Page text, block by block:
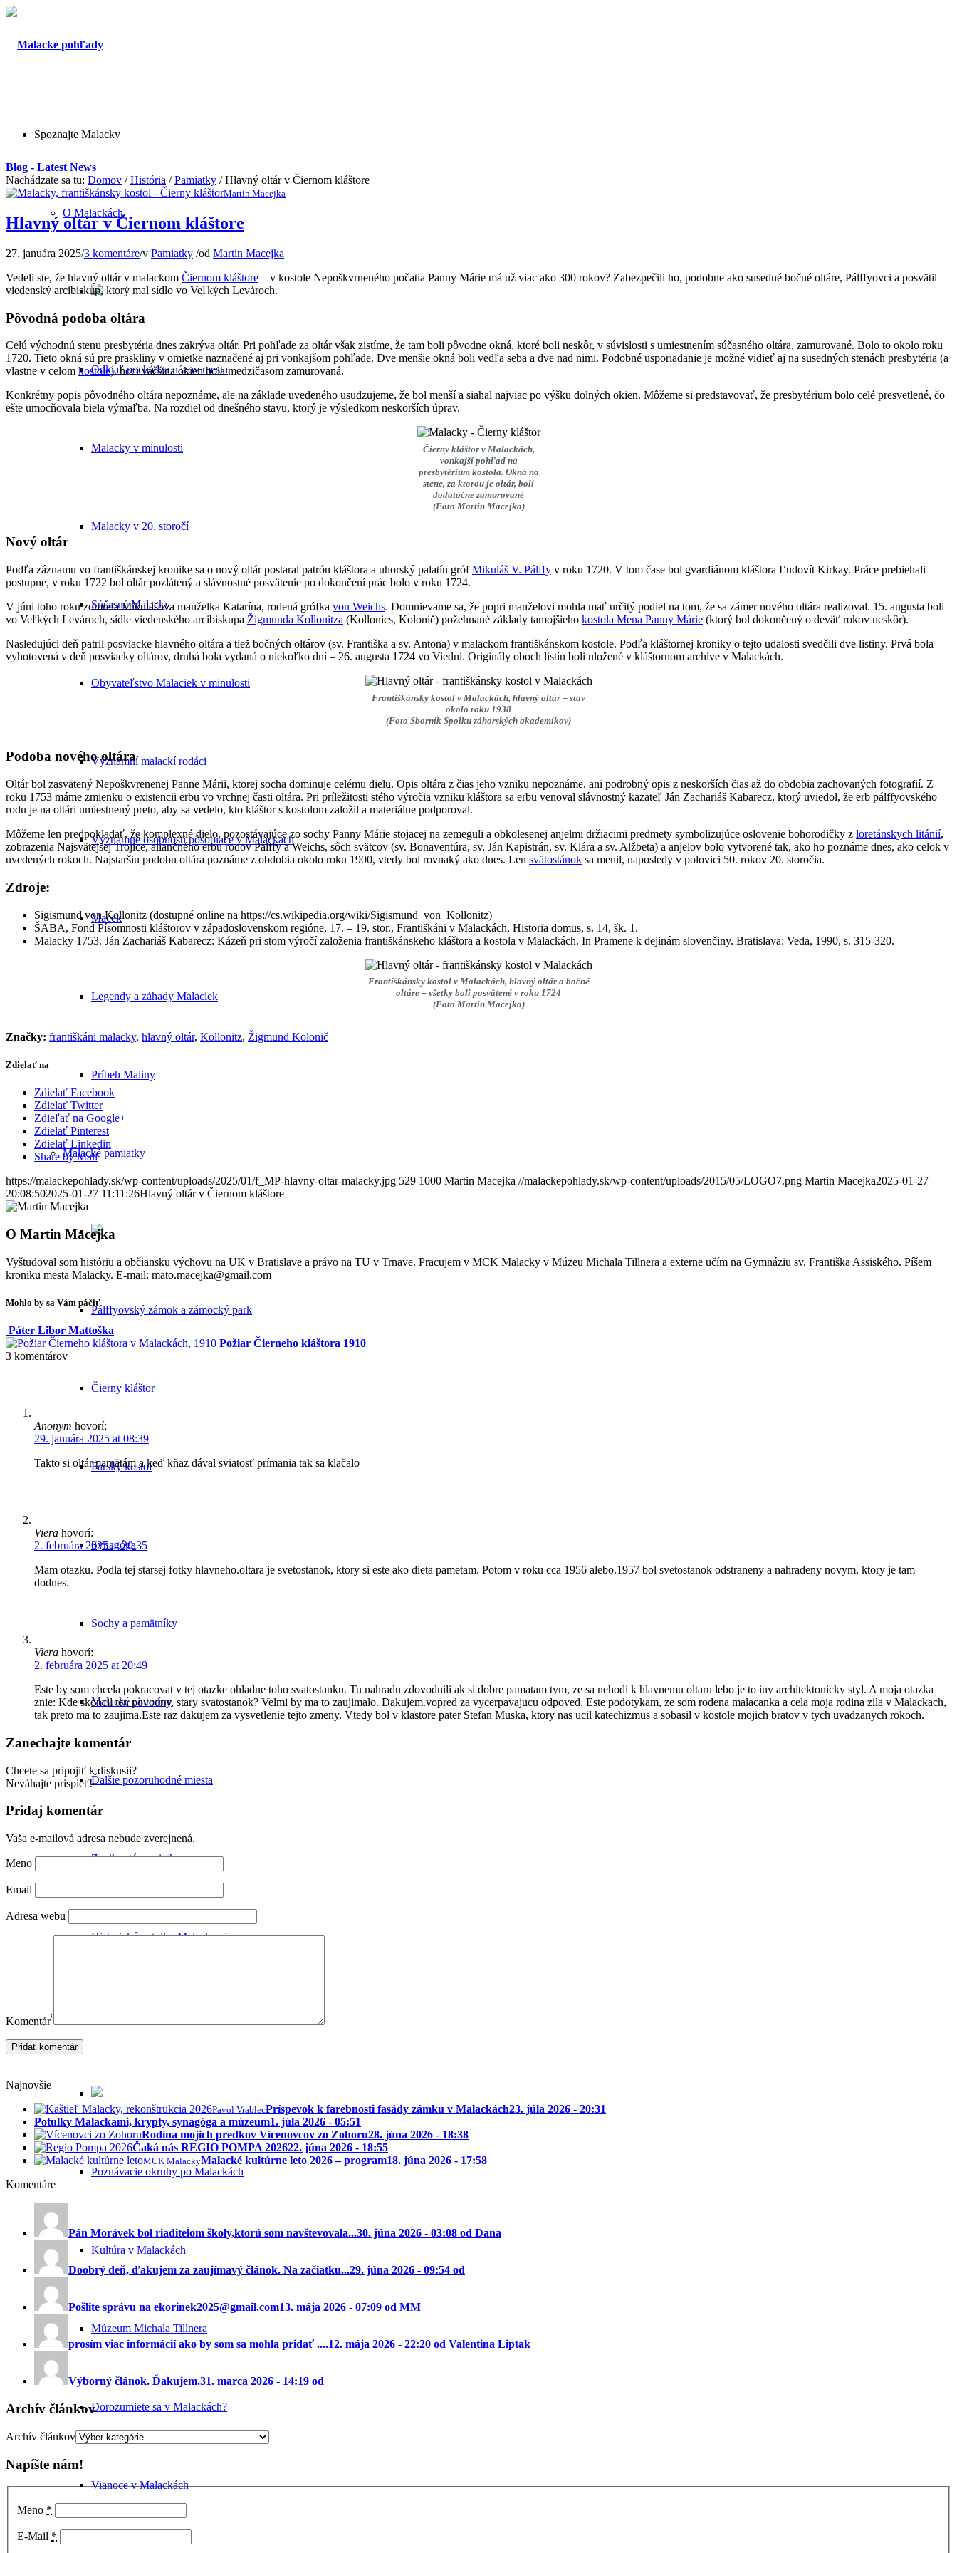
Spoznajte Malacky
O Malackách
Odkiaľ pochádza názov mesta
Malacky v minulosti
Malacky v 20. storočí
Súčasné Malacky
Obyvateľstvo Malaciek v minulosti
Významní malackí rodáci
Významné osobnosti pôsobiace v Malackách
Macek
Legendy a záhady Malaciek
Príbeh Maliny
Malacké pamiatky
Pálffyovský zámok a zámocký park
Čierny kláštor
Farský kostol
Synagóga
Sochy a pamätníky
Malacké cintoríny
Ďalšie pozoruhodné miesta
Zaniknuté pamiatky
Historické potulky Malackami
Poznávacie okruhy po Malackách
Kultúra v Malackách
Múzeum Michala Tillnera
Dorozumiete sa v Malackách?
Vianoce v Malackách
Blog - Latest News
Nachádzate sa tu: Domov / História / Pamiatky / Hlavný oltár v Čiernom kláštore
Martin Macejka
Hlavný oltár v Čiernom kláštore
27. januára 2025/3 komentáre/v Pamiatky /od Martin Macejka
Vedeli ste, že hlavný oltár v malackom Čiernom kláštore – v kostole Nepoškvrneného počatia Panny Márie má už viac ako 300 rokov? Zabezpečili ho, podobne ako susedné bočné oltáre, Pálffyovci a posvätil
viedenský arcibiskup, ktorý mal sídlo vo Veľkých Levároch.
Pôvodná podoba oltára
Celú východnú stenu presbytéria dnes zakrýva oltár. Pri pohľade za oltár však zistíme, že tam boli pôvodne okná, ktoré boli neskôr, v súvislosti s umiestnením súčasného oltára, zamurované. Bolo to okolo roku
1720. Tieto okná sú pre praskliny v omietke naznačené aj pri vonkajšom pohľade. Dve menšie okná boli vedľa seba a dve nad nimi. Podobné usporiadanie je možné vidieť aj na susedných stenách presbytéria (a
vlastne v celom kostole), hoci väčšina okien bola medzičasom zamurovaná.
Konkrétny popis pôvodného oltára nepoznáme, ale na základe uvedeného usudzujeme, že bol menší a siahal najviac po výšku dolných okien. Môžeme si predstavovať, že presbytérium bolo celé presvetlené, čo
ešte umocňovala biela výmaľba. Na rozdiel od dnešného stavu, ktorý je výsledkom neskorších úprav.
Čierny kláštor v Malackách,
vonkajší pohľad na
presbytérium kostola. Okná na
stene, za ktorou je oltár, boli
dodatočne zamurované
(Foto Martin Macejka)
Nový oltár
Podľa záznamu vo františkánskej kronike sa o nový oltár postaral patrón kláštora a uhorský palatín grófMikuláš V. Pálffy v roku 1720. V tom čase bol gvardiánom kláštora Ľudovít Kirkay. Práce prebiehali
postupne, v roku 1722 bol oltár pozlátený a slávnostné posvätenie po dokončení prác bolo v roku 1724.
V júni toho roku zomrela Mikulášova manželka Katarína, rodená grófka von Weichs. Domnievame sa, že popri manželovi mohla mať určitý podiel na tom, že sa zámer nového oltára realizoval. 15. augusta boli
vo Veľkých Levároch, sídle viedenského arcibiskupa Žigmunda Kollonitza (Kollonics, Kolonič) požehnané základy tamojšieho kostola Mena Panny Márie (ktorý bol dokončený o deväť rokov neskôr).
Nasledujúci deň patril posviacke hlavného oltára a tiež bočných oltárov (sv. Františka a sv. Antona) v malackom františkánskom kostole. Podľa kláštornej kroniky o tejto udalosti svedčili dve listiny. Prvá bola
vyhotovená v deň posviacky oltárov, druhá bola vydaná o niekoľko dní – 26. augusta 1724 vo Viedni. Originály oboch listín boli uložené v kláštornom archíve v Malackách.
Františkánsky kostol v Malackách, hlavný oltár – stav
okolo roku 1938
(Foto Sborník Spolku záhorských akademikov)
Podoba nového oltára
Oltár bol zasvätený Nepoškvrenenej Panne Márii, ktorej socha dominuje celému dielu. Opis oltára z čias jeho vzniku nepoznáme, ani podrobný opis z neskorších čias až do obdobia zachovaných fotografií. Z
roku 1753 máme zmienku o existencii erbu vo vrchnej časti oltára. Pri príležitosti stého výročia vzniku kláštora sa erbu venoval slávnostný kazateľ Ján Zachariáš Kabarecz, ktorý uviedol, že erb pálffyovského
rodu je na oltári umiestnený preto, aby sa vedelo, kto kláštor s kostolom založil a materiálne podporoval.
Môžeme len predpokladať, že komplexné dielo, pozostávajúce zo sochy Panny Márie stojacej na zemeguli a obkolesenej anjelmi držiacimi predmety symbolizujúce oslovenie bohorodičky z loretánskych litánií,
zobrazenia Najsvätejšej Trojice, aliančného erbu rodov Pálffy a Weichs, sôch svätcov (sv. Bonaventúra, sv. Ján Kapistrán, sv. Klára a sv. Alžbeta) a anjelov bolo vytvorené tak, ako ho poznáme dnes, ako celok v
uvedených rokoch. Najstaršiu podobu oltára poznáme z obdobia okolo roku 1900, vtedy bol rovnaký ako dnes. Len svätostánok sa menil, naposledy v polovici 50. rokov 20. storočia.
Zdroje:
Sigismund von Kollonitz (dostupné online na https://cs.wikipedia.org/wiki/Sigismund_von_Kollonitz)
ŠABA, Fond Písomnosti kláštorov v západoslovenskom regióne, 17. – 19. stor., Františkáni v Malackách, Historia domus, s. 14, šk. 1.
Malacky 1753. Ján Zachariáš Kabarecz: Kázeň pri stom výročí založenia františkánskeho kláštora a kostola v Malackách. In Pramene k dejinám slovenčiny. Bratislava: Veda, 1990, s. 315-320.
Františkánsky kostol v Malackách, hlavný oltár a bočné
oltáre – všetky boli posvätené v roku 1724
(Foto Martin Macejka)
Značky: františkáni malacky, hlavný oltár, Kollonitz, Žigmund Kolonič
Zdielať na
Zdielať Facebook
Zdielať Twitter
Zdieľať na Google+
Zdielať Pinterest
Zdielať Linkedin
Share by Mail
https://malackepohlady.sk/wp-content/uploads/2025/01/f_MP-hlavny-oltar-malacky.jpg 529 1000 Martin Macejka //malackepohlady.sk/wp-content/uploads/2015/05/LOGO7.png Martin Macejka2025-01-27
20:08:502025-01-27 11:11:26Hlavný oltár v Čiernom kláštore
O Martin Macejka
Vyštudoval som históriu a občiansku výchovu na UK v Bratislave a právo na TU v Trnave. Pracujem v MCK Malacky v Múzeu Michala Tillnera a externe učím na Gymnáziu sv. Františka Assiského. Píšem
kroniku mesta Malacky. E-mail: mato.macejka@gmail.com
Mohlo by sa Vám páčiť
Páter Libor Mattoška
Požiar Čierneho kláštora 1910
3 komentárov
Anonym hovorí:
29. januára 2025 at 08:39
Takto si oltár pamätám a keď kňaz dával sviatosť prímania tak sa klačalo
Viera hovorí:
2. februára 2025 at 20:35
Mam otazku. Podla tej starsej fotky hlavneho.oltara je svetostanok, ktory si este ako dieta pametam. Potom v roku cca 1956 alebo.1957 bol svetostanok odstraneny a nahradeny novym, ktory je tam
dodnes.
Viera hovorí:
2. februára 2025 at 20:49
Este by som chcela pokracovat v tej otazke ohladne toho svatostanku. Tu nahradu zdovodnili ak si dobre pamatam tym, ze sa nehodi k hlavnemu oltaru lebo je to iny architektonicky styl. A moja otazka
znie: Kde skoncil ten povodny, stary svatostanok? Velmi by ma to zaujimalo. Dakujem.vopred za vycerpavajucu odpoved. Este podotykam, ze som rodena malacanka a cela moja rodina zila v Malackach,
tak preto ma to zaujima.Este raz dakujem za vysvetlenie tejto zmeny. Vtedy bol v klastore pater Stefan Muska, ktory nas ucil katechizmus a sobasil v kostole mojich bratov v tych uvadzanych rokoch.
Zanechajte komentár
Chcete sa pripojiť k diskusii?
Neváhajte prispieť!
Pridaj komentár
Vaša e-mailová adresa nebude zverejnená.
Meno
Email
Adresa webu
Komentár
Najnovšie
Pavol VrablecPríspevok k farebnosti fasády zámku v Malackách23. júla 2026 - 20:31
Potulky Malackami, krypty, synagóga a múzeum1. júla 2026 - 05:51
Rodina mojich predkov Vícenovcov zo Zohoru28. júna 2026 - 18:38
Čaká nás REGIO POMPA 202622. júna 2026 - 18:55
MCK MalackyMalacké kultúrne leto 2026 – program18. júna 2026 - 17:58
Komentáre
Pán Morávek bol riaditeĺom školy,ktorú som navštevovala...30. júna 2026 - 03:08 od Dana
Doobrý deň, ďakujem za zaujímavý článok. Na začiatku...29. júna 2026 - 09:54 od
Pošlite správu na ekorinek2025@gmail.com13. mája 2026 - 07:09 od MM
prosím viac informácií ako by som sa mohla pridať ....12. mája 2026 - 22:20 od Valentina Liptak
Výborný článok. Ďakujem.31. marca 2026 - 14:19 od
Archív článkov
Archív článkov
Napíšte nám!
Meno *
E-Mail *